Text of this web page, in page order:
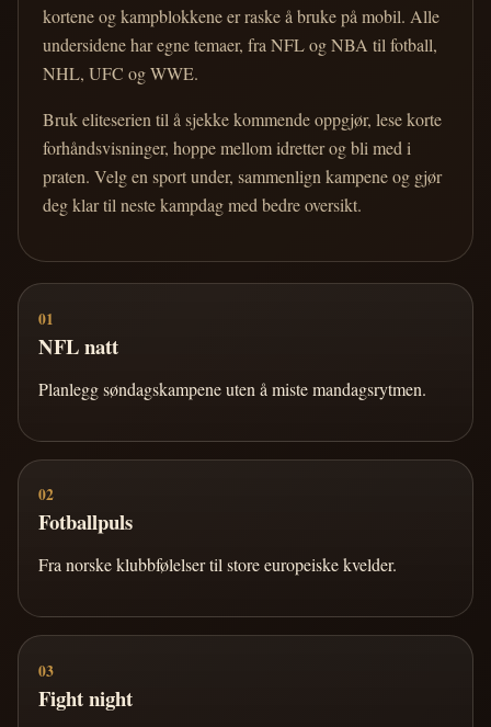
kortene og kampblokkene er raske å bruke på mobil. Alle
undersidene har egne temaer, fra NFL og NBA til fotball,
NHL, UFC og WWE.
Bruk eliteserien til å sjekke kommende oppgjør, lese korte
forhåndsvisninger, hoppe mellom idretter og bli med i
praten. Velg en sport under, sammenlign kampene og gjør
deg klar til neste kampdag med bedre oversikt.
01
NFL natt
Planlegg søndagskampene uten å miste mandagsrytmen.
02
Fotballpuls
Fra norske klubbfølelser til store europeiske kvelder.
03
Fight night